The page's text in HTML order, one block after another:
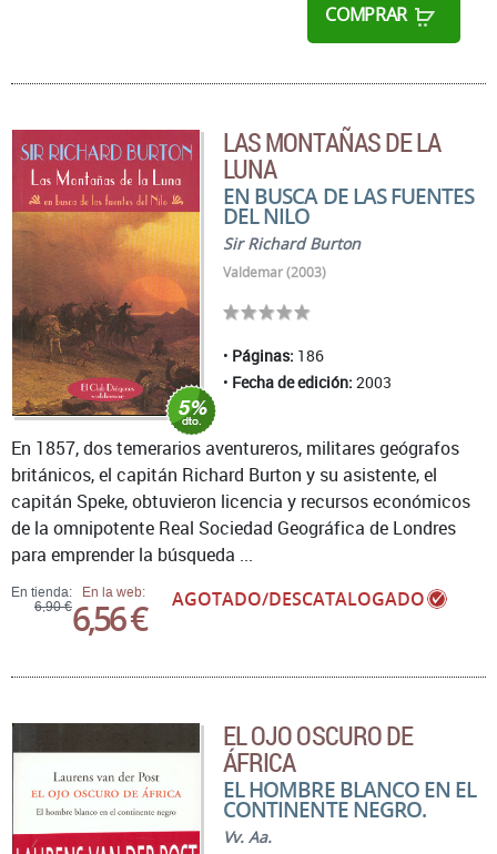
COMPRAR
LAS MONTAÑAS DE LA
LUNA
EN BUSCA DE LAS FUENTES
DEL NILO
Sir Richard Burton
Valdemar (2003)
Páginas: 186
Fecha de edición: 2003
En tienda:
6,90 €
En la web:
6,56 € AGOTADO/DESCATALOGADO
En 1857, dos temerarios aventureros, militares geógrafos
británicos, el capitán Richard Burton y su asistente, el
capitán Speke, obtuvieron licencia y recursos económicos
de la omnipotente Real Sociedad Geográfica de Londres
para emprender la búsqueda ...
EL OJO OSCURO DE
ÁFRICA
EL HOMBRE BLANCO EN EL
CONTINENTE NEGRO.
Vv. Aa.